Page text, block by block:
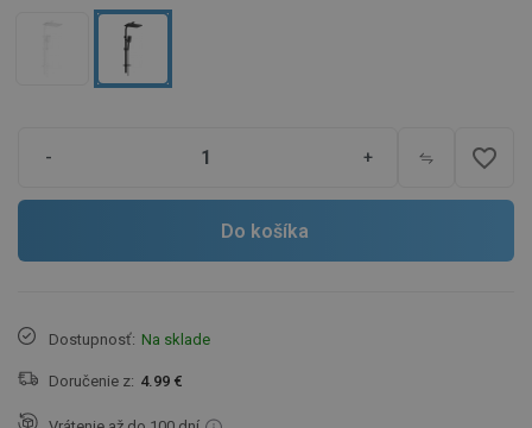
- + favorite_border
Do košíka
Dostupnosť: Na sklade
Doručenie z: 4.99 €